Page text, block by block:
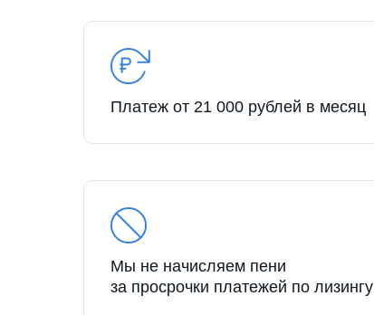
Платеж от 21 000 рублей в месяц
Мы не начисляем пени
за просрочки платежей по лизингу